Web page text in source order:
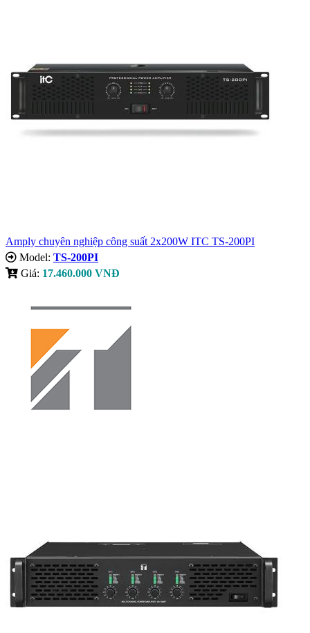
Amply chuyên nghiệp công suất 2x200W ITC TS-200PI
Model: TS-200PI
Giá: 17.460.000 VNĐ